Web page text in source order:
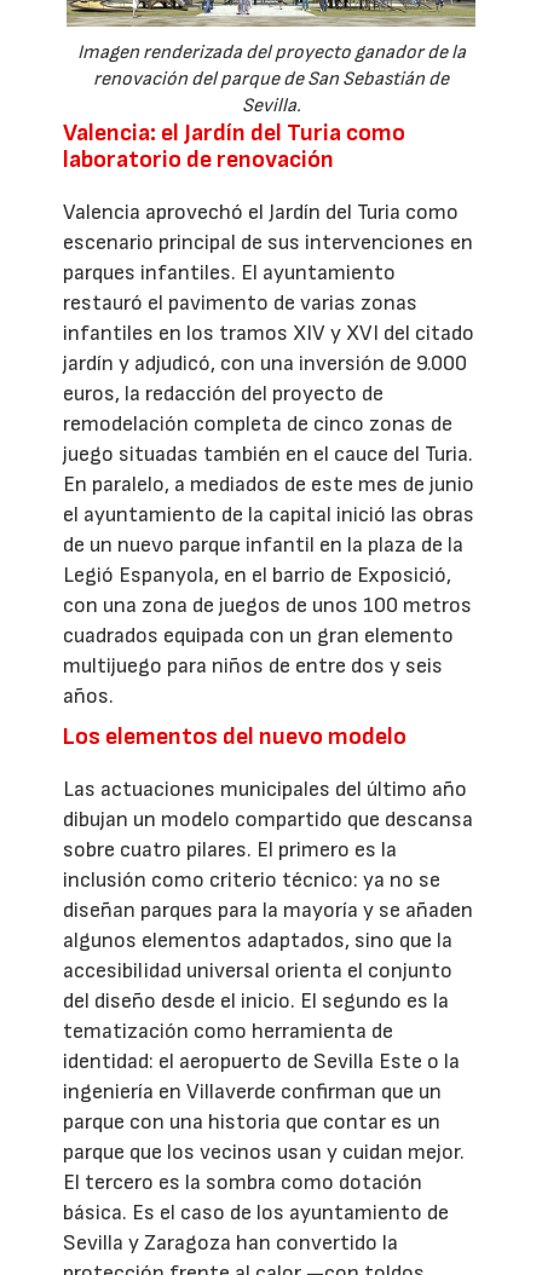
Imagen renderizada del proyecto ganador de la
renovación del parque de San Sebastián de
Sevilla.
Valencia: el Jardín del Turia como
laboratorio de renovación
Valencia aprovechó el Jardín del Turia como
escenario principal de sus intervenciones en
parques infantiles. El ayuntamiento
restauró el pavimento de varias zonas
infantiles en los tramos XIV y XVI del citado
jardín y adjudicó, con una inversión de 9.000
euros, la redacción del proyecto de
remodelación completa de cinco zonas de
juego situadas también en el cauce del Turia.
En paralelo, a mediados de este mes de junio
el ayuntamiento de la capital inició las obras
de un nuevo parque infantil en la plaza de la
Legió Espanyola, en el barrio de Exposició,
con una zona de juegos de unos 100 metros
cuadrados equipada con un gran elemento
multijuego para niños de entre dos y seis
años.
Los elementos del nuevo modelo
Las actuaciones municipales del último año
dibujan un modelo compartido que descansa
sobre cuatro pilares. El primero es la
inclusión como criterio técnico: ya no se
diseñan parques para la mayoría y se añaden
algunos elementos adaptados, sino que la
accesibilidad universal orienta el conjunto
del diseño desde el inicio. El segundo es la
tematización como herramienta de
identidad: el aeropuerto de Sevilla Este o la
ingeniería en Villaverde confirman que un
parque con una historia que contar es un
parque que los vecinos usan y cuidan mejor.
El tercero es la sombra como dotación
básica. Es el caso de los ayuntamiento de
Sevilla y Zaragoza han convertido la